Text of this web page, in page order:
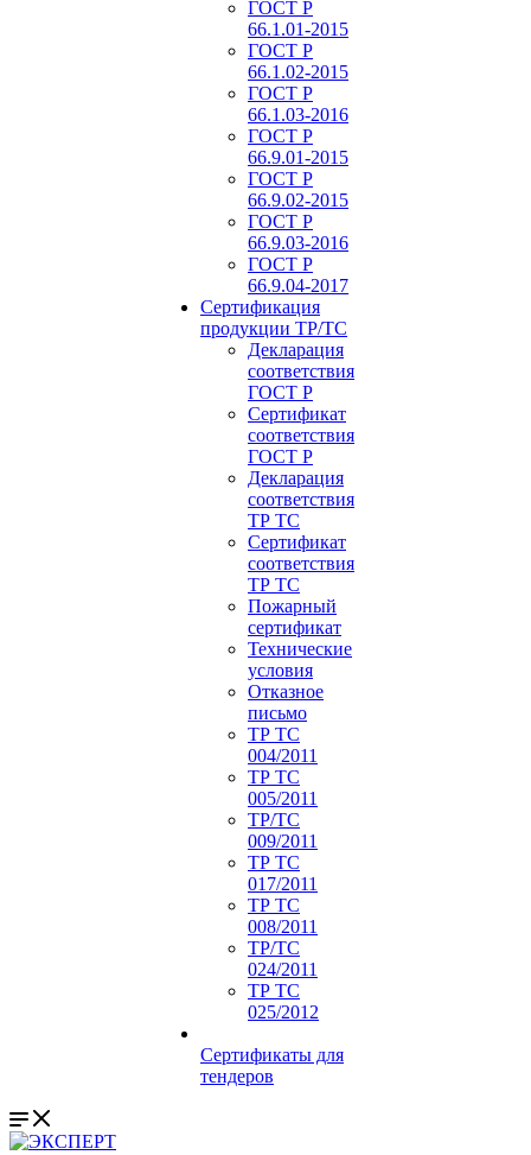
ГОСТ Р
66.1.01-2015
ГОСТ Р
66.1.02-2015
ГОСТ Р
66.1.03-2016
ГОСТ Р
66.9.01-2015
ГОСТ Р
66.9.02-2015
ГОСТ Р
66.9.03-2016
ГОСТ Р
66.9.04-2017
Сертификация
продукции ТР/ТС
Декларация
соответствия
ГОСТ Р
Сертификат
соответствия
ГОСТ Р
Декларация
соответствия
ТР ТС
Сертификат
соответствия
ТР ТС
Пожарный
сертификат
Технические
условия
Отказное
письмо
ТР ТС
004/2011
ТР ТС
005/2011
ТР/ТС
009/2011
ТР ТС
017/2011
ТР ТС
008/2011
ТР/ТС
024/2011
ТР ТС
025/2012
Сертификаты для
тендеров